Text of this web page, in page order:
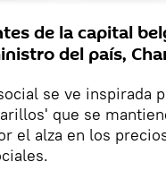
de la capital
del país,
se ve inspirada
que se
el alza en los